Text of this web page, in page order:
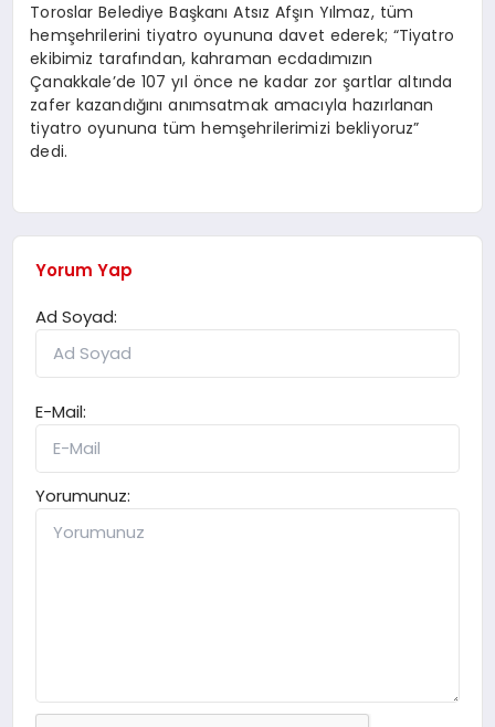
Toroslar Belediye Başkanı Atsız Afşın Yılmaz, tüm
hemşehrilerini tiyatro oyununa davet ederek; “Tiyatro
ekibimiz tarafından, kahraman ecdadımızın
Çanakkale’de 107 yıl önce ne kadar zor şartlar altında
zafer kazandığını anımsatmak amacıyla hazırlanan
tiyatro oyununa tüm hemşehrilerimizi bekliyoruz”
dedi.
Yorum Yap
Ad Soyad:
E-Mail:
Yorumunuz: